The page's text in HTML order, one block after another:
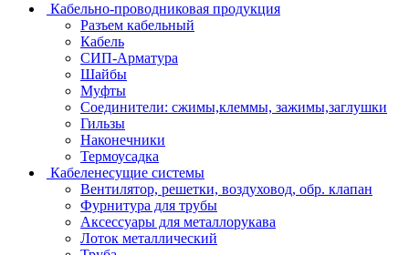
Кабельно-проводниковая продукция
Разъем кабельный
Кабель
СИП-Арматура
Шайбы
Муфты
Соединители: сжимы,клеммы, зажимы,заглушки
Гильзы
Наконечники
Термоусадка
Кабеленесущие системы
Вентилятор, решетки, воздуховод, обр. клапан
Фурнитура для трубы
Аксессуары для металлорукава
Лоток металлический